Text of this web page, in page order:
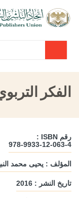
الفكر
رقم ISBN :
978-9933-12-063-4
المؤلف : يحيى محمد
تاريخ النشر : 2016